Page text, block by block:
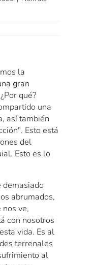
la
gran
qué?
una
así también
Esto está
del
Esto es lo
demasiado
abrumados,
ve,
con nosotros
vida. Es al
terrenales
al